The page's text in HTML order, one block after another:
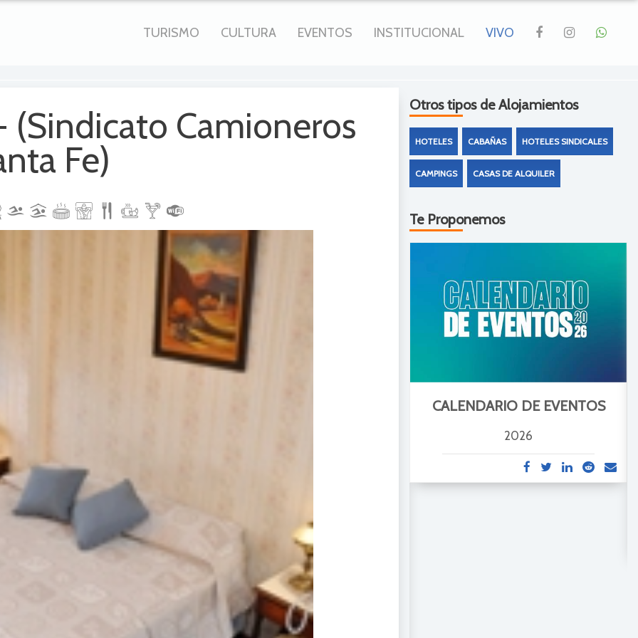
TURISMO CULTURA EVENTOS INSTITUCIONAL VIVO
(Sindicato Camioneros
Fe)
Otros tipos de Alojamientos
HOTELES CABAÑAS HOTELES SINDICALES
CAMPINGS CASAS DE ALQUILER
Te Proponemos
CALENDARIO DE EVENTOS
2026